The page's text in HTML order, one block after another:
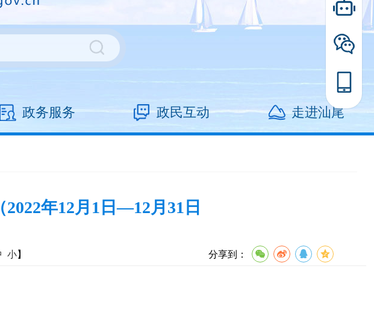
政务服务 政民互动 走进汕尾
年12月1日—12月31日
小】 分享到：